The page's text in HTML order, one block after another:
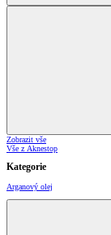
Zobrazit vše
Vše z Aknestop
Kategorie
Arganový olej